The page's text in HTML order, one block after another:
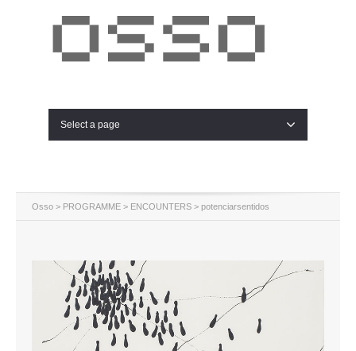
Select a page
Osso > PROGRAMME > ENCOUNTERS > potenciarsentidos